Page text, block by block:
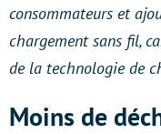
consommateurs et
chargement sans fil,
de la technologie de
Moins de